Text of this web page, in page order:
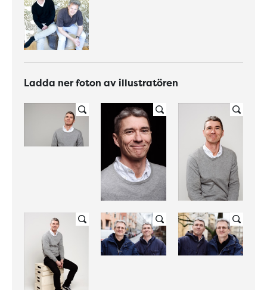
Ladda ner foton av illustratören